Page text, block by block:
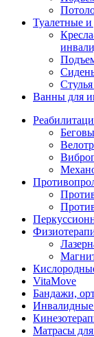
Туалетные
Ванны для
VitaMove
Бандажи,
Инвалидные
Матрасы